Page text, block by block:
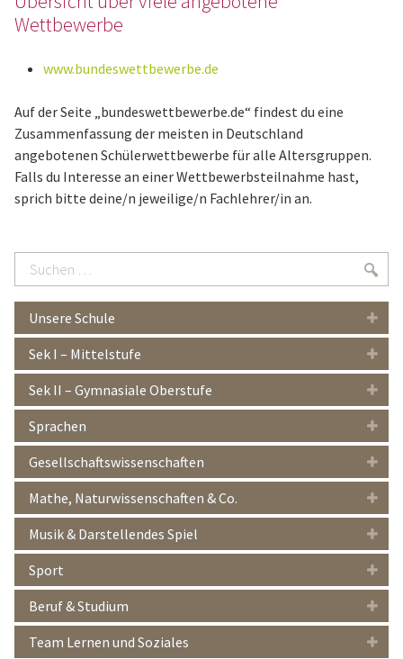
Wettbewerbe
www.bundeswettbewerbe.de
Auf der Seite „bundeswettbewerbe.de“ findest du eine
Zusammenfassung der meisten in Deutschland
angebotenen Schülerwettbewerbe für alle Altersgruppen.
Falls du Interesse an einer Wettbewerbsteilnahme hast,
sprich bitte deine/n jeweilige/n Fachlehrer/in an.
Suchen
…
Unsere Schule
Sek I – Mittelstufe
Sek II – Gymnasiale Oberstufe
Sprachen
Gesellschaftswissenschaften
Mathe, Naturwissenschaften & Co.
Musik & Darstellendes Spiel
Sport
Beruf & Studium
Team Lernen und Soziales